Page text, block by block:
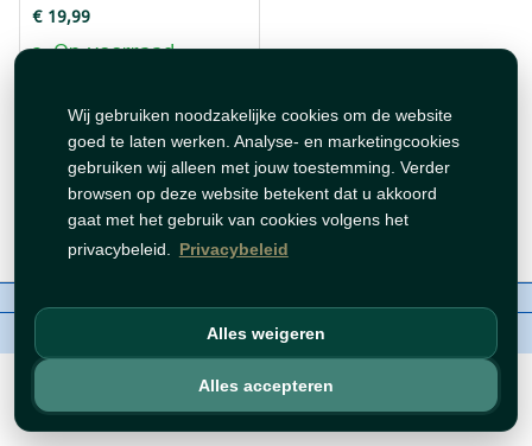
Wij gebruiken noodzakelijke cookies om de website
goed te laten werken. Analyse- en marketingcookies
gebruiken wij alleen met jouw toestemming. Verder
browsen op deze website betekent dat u akkoord
gaat met het gebruik van cookies volgens het
privacybeleid. Privacybeleid
Alles weigeren
Alles accepteren
€ 19,99
Op voorraad
auteursrechten©Tawfeer 2018-2026